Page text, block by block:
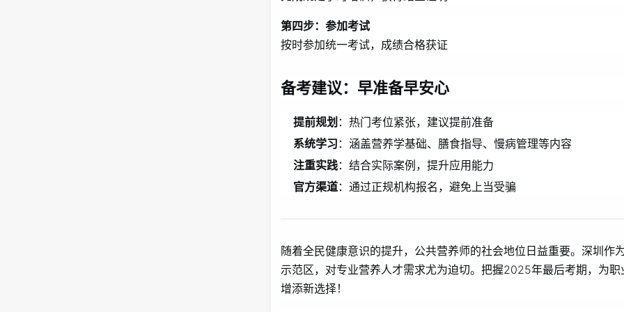
第四步：参加考试
按时参加统一考试，成绩合格获证
备考建议：早准备早安心
提前规划 ：热门考位紧张，建议提前准备
系统学习 ：涵盖营养学基础、膳食指导、慢病管理等内容
注重实践：结合实际案例，提升应用能力
官方渠道：通过正规机构报名，避免上当受骗
随着全民健康意识的提升，公共营养师的社会地位日益重要。深圳作
示范区，对专业营养人才需求尤为迫切。把握2025年最后考期，为职
增添新选择！